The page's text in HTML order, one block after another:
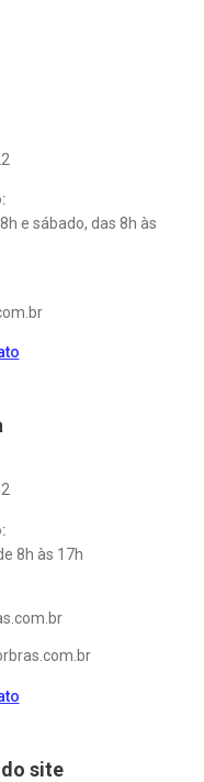
e sábado, das 8h às
8h às 17h
site